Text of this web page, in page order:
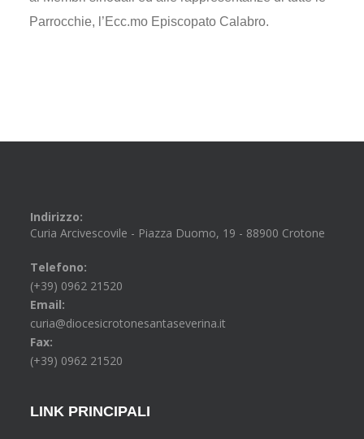
Parrocchie, l’Ecc.mo Episcopato Calabro.
Indirizzo:
Curia Arcivescovile - Piazza Duomo, 19 - 88900 Crotone
Telefono:
(+39) 0962 21520
Email:
curia@diocesicrotonesantaseverina.it
Fax:
(+39) 0962 21520
LINK PRINCIPALI